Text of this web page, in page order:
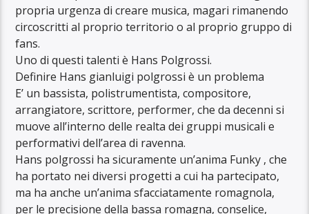
propria urgenza di creare musica, magari rimanendo
circoscritti al proprio territorio o al proprio gruppo di
fans.
Uno di questi talenti è Hans Polgrossi.
Definire Hans gianluigi polgrossi è un problema
E’ un bassista, polistrumentista, compositore,
arrangiatore, scrittore, performer, che da decenni si
muove all’interno delle realta dei gruppi musicali e
performativi dell’area di ravenna.
Hans polgrossi ha sicuramente un’anima Funky , che
ha portato nei diversi progetti a cui ha partecipato,
ma ha anche un’anima sfacciatamente romagnola,
per le precisione della bassa romagna, conselice,